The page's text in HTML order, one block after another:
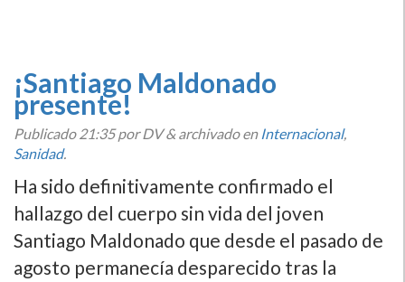
¡Santiago Maldonado
presente!
Publicado21:35por DV&archivado en Internacional,
Sanidad.
Ha sido definitivamente confirmado el
hallazgo del cuerpo sin vida del joven
Santiago Maldonado que desde el pasado de
agosto permanecí­a desparecido tras la